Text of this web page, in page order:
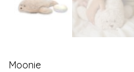
Moonie